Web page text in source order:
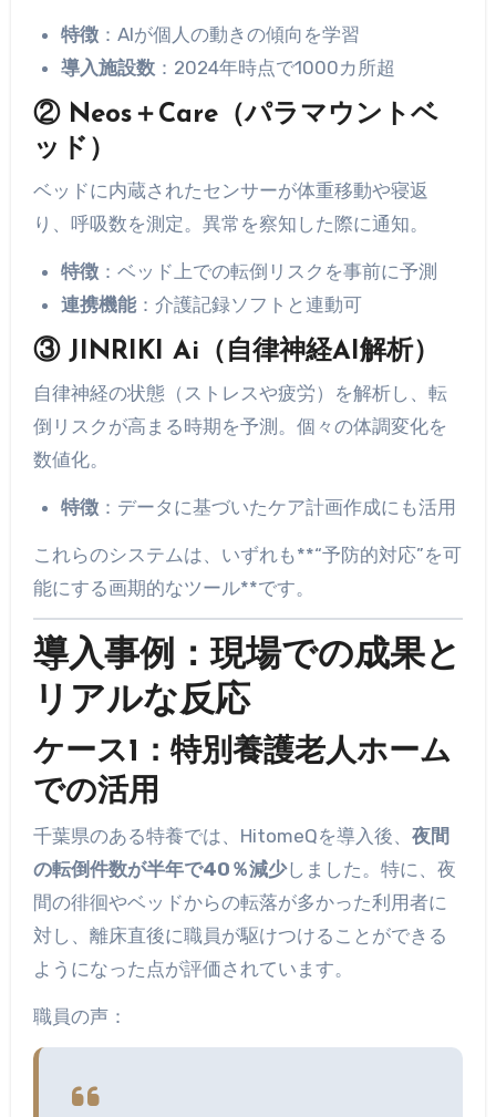
特徴 ：AIが個人の動きの傾向を学習
導入施設数 ：2024年時点で1000カ所超
② Neos＋Care（パラマウントベ
ッド）
ベッドに内蔵されたセンサーが体重移動や寝返
り、呼吸数を測定。異常を察知した際に通知。
特徴 ：ベッド上での転倒リスクを事前に予測
連携機能：介護記録ソフトと連動可
③ JINRIKI Ai（自律神経AI解析）
自律神経の状態（ストレスや疲労）を解析し、転
倒リスクが高まる時期を予測。個々の体調変化を
数値化。
特徴 ：データに基づいたケア計画作成にも活用
これらのシステムは、いずれも**“予防的対応”を可
能にする画期的なツール**です。
導入事例：現場での成果と
リアルな反応
ケース1：特別養護老人ホーム
での活用
千葉県のある特養では、HitomeQを導入後、 夜間
の転倒件数が半年で40％減少しました。特に、夜
間の徘徊やベッドからの転落が多かった利用者に
対し、離床直後に職員が駆けつけることができる
ようになった点が評価されています。
職員の声：